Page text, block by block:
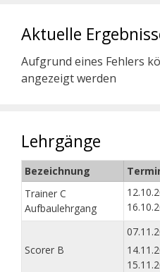
Aktuelle
Aufgrund eines Fehlers
angezeigt werden
Lehrgänge
Bezeichnung
Trainer C
Aufbaulehrgang
Scorer B